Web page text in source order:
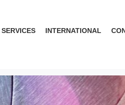
SERVICES INTERNATIONAL